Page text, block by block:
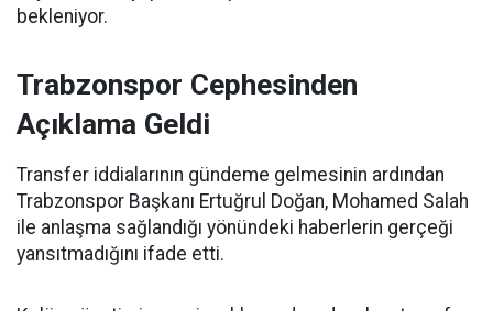
bekleniyor.
Trabzonspor Cephesinden
Açıklama Geldi
Transfer iddialarının gündeme gelmesinin ardından
Trabzonspor Başkanı Ertuğrul Doğan, Mohamed Salah
ile anlaşma sağlandığı yönündeki haberlerin gerçeği
yansıtmadığını ifade etti.